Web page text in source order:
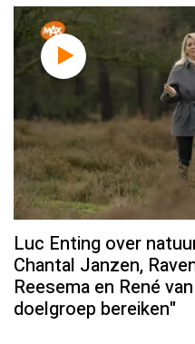
Luc Enting over
Chantal Janzen,
Reesema en René
doelgroep bereiken"